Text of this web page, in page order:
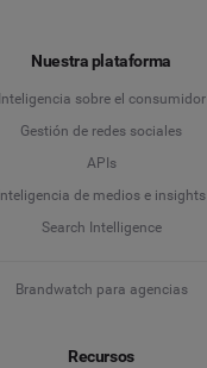
Nuestra plataforma
Inteligencia sobre el consumidor
Gestión de redes sociales
APIs
Inteligencia de medios e insights
Search Intelligence
Brandwatch para agencias
Recursos